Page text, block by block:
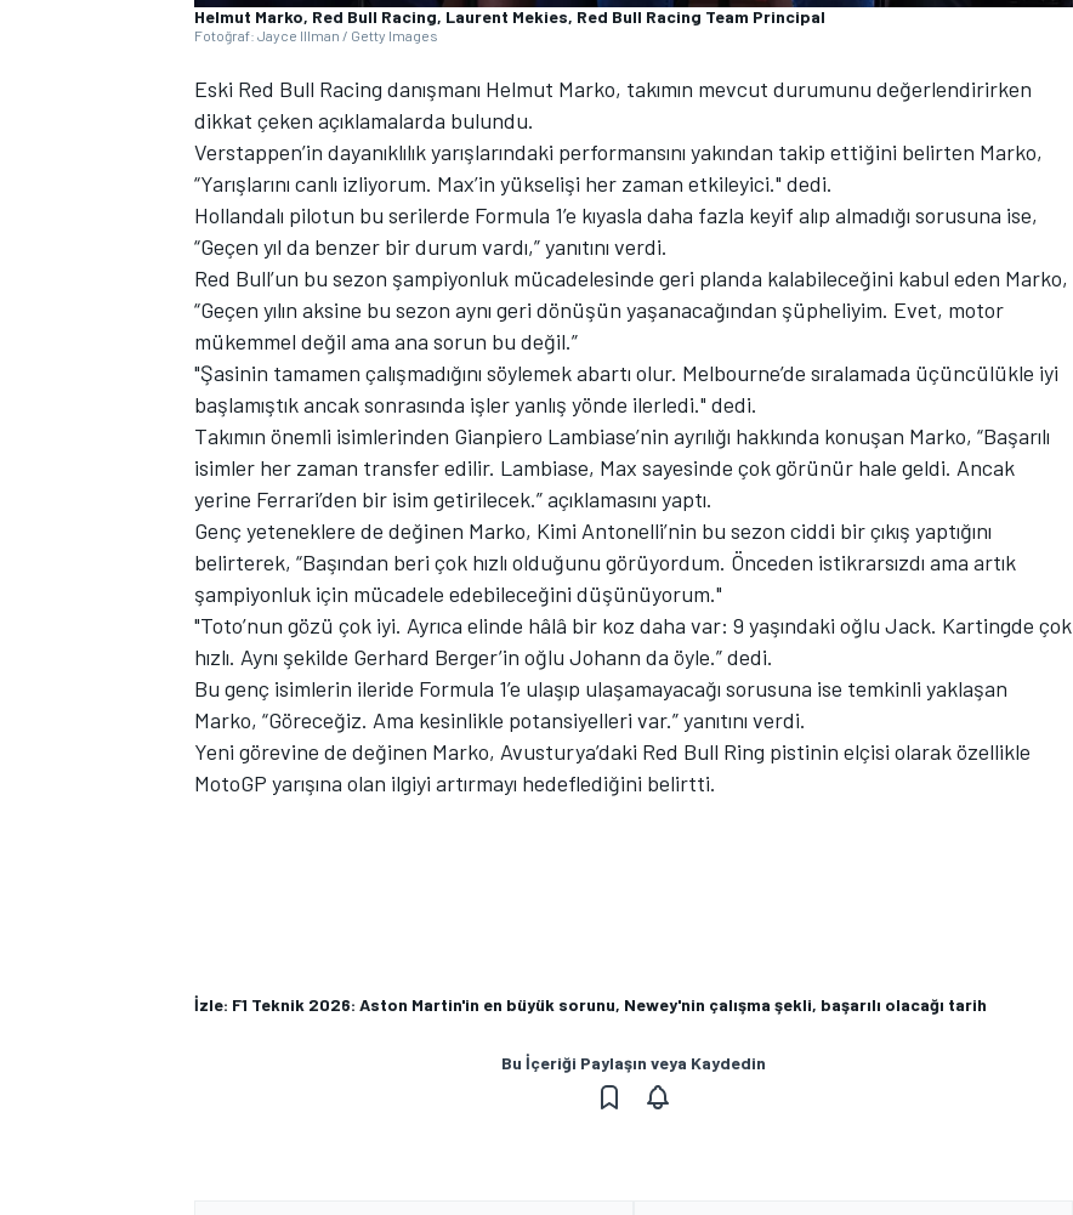
TÜRK SPORCULAR
Helmut Marko, Red Bull Racing, Laurent Mekies, Red Bull Racing Team Principal
Fotoğraf: Jayce Illman / Getty Images
Eski Red Bull Racing danışmanı Helmut Marko, takımın mevcut durumunu değerlendirirken
dikkat çeken açıklamalarda bulundu.
Verstappen’in dayanıklılık yarışlarındaki performansını yakından takip ettiğini belirten Marko,
“Yarışlarını canlı izliyorum. Max’in yükselişi her zaman etkileyici." dedi.
Hollandalı pilotun bu serilerde Formula 1’e kıyasla daha fazla keyif alıp almadığı sorusuna ise,
“Geçen yıl da benzer bir durum vardı,” yanıtını verdi.
Red Bull’un bu sezon şampiyonluk mücadelesinde geri planda kalabileceğini kabul eden Marko,
“Geçen yılın aksine bu sezon aynı geri dönüşün yaşanacağından şüpheliyim. Evet, motor
mükemmel değil ama ana sorun bu değil.”
"Şasinin tamamen çalışmadığını söylemek abartı olur. Melbourne’de sıralamada üçüncülükle iyi
başlamıştık ancak sonrasında işler yanlış yönde ilerledi." dedi.
Takımın önemli isimlerinden Gianpiero Lambiase’nin ayrılığı hakkında konuşan Marko, “Başarılı
isimler her zaman transfer edilir. Lambiase, Max sayesinde çok görünür hale geldi. Ancak
yerine Ferrari’den bir isim getirilecek.” açıklamasını yaptı.
Genç yeteneklere de değinen Marko, Kimi Antonelli’nin bu sezon ciddi bir çıkış yaptığını
belirterek, “Başından beri çok hızlı olduğunu görüyordum. Önceden istikrarsızdı ama artık
şampiyonluk için mücadele edebileceğini düşünüyorum."
"Toto’nun gözü çok iyi. Ayrıca elinde hâlâ bir koz daha var: 9 yaşındaki oğlu Jack. Kartingde çok
hızlı. Aynı şekilde Gerhard Berger’in oğlu Johann da öyle.” dedi.
Bu genç isimlerin ileride Formula 1’e ulaşıp ulaşamayacağı sorusuna ise temkinli yaklaşan
Marko, “Göreceğiz. Ama kesinlikle potansiyelleri var.” yanıtını verdi.
Yeni görevine de değinen Marko, Avusturya’daki Red Bull Ring pistinin elçisi olarak özellikle
MotoGP yarışına olan ilgiyi artırmayı hedeflediğini belirtti.
İzle: F1 Teknik 2026: Aston Martin'in en büyük sorunu, Newey'nin çalışma şekli, başarılı olacağı tarih
Bu İçeriği Paylaşın veya Kaydedin